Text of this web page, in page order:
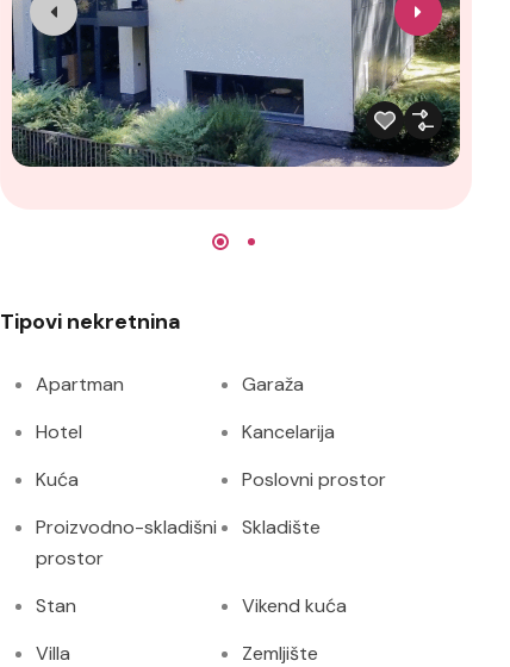
Tipovi nekretnina
Apartman
Garaža
Hotel
Kancelarija
Kuća
Poslovni prostor
Proizvodno-skladišni
prostor
Skladište
Stan
Vikend kuća
Villa
Zemljište